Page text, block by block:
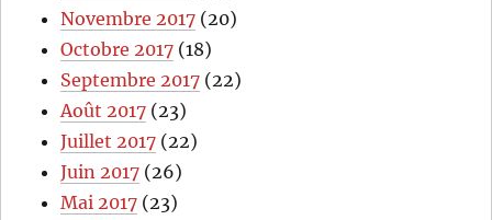
Novembre 2017 (20)
Octobre 2017 (18)
Septembre 2017 (22)
Août 2017 (23)
Juillet 2017 (22)
Juin 2017 (26)
Mai 2017 (23)